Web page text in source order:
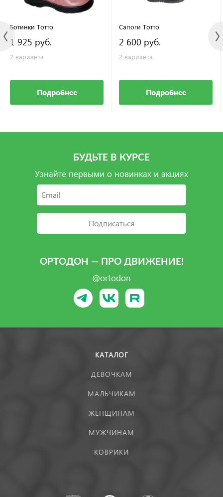
Ботинки Тотто
1 925 руб.
2 варианта
Подробнее
Сапоги Тотто
2 600 руб.
2 варианта
Подробнее
БУДЬТЕ В КУРСЕ
Узнайте первыми о новинках и акциях
Подписаться
ОРТОДОН — ПРО ДВИЖЕНИЕ!
@ortodon
КАТАЛОГ
ДЕВОЧКАМ
МАЛЬЧИКАМ
ЖЕНЩИНАМ
МУЖЧИНАМ
КОВРИКИ